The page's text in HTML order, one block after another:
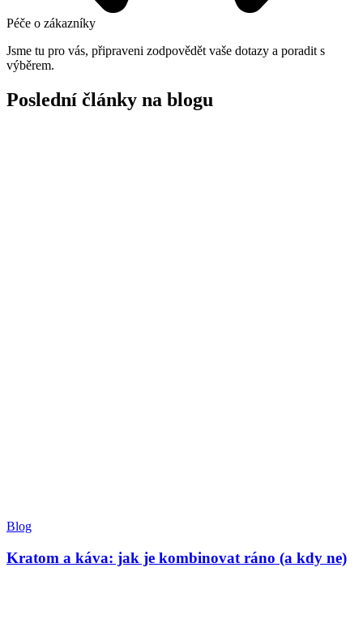
Péče o zákazníky
Jsme tu pro vás, připraveni zodpovědět vaše dotazy a poradit s
výběrem.
Poslední články na blogu
Blog
Kratom a káva: jak je kombinovat ráno (a kdy ne)